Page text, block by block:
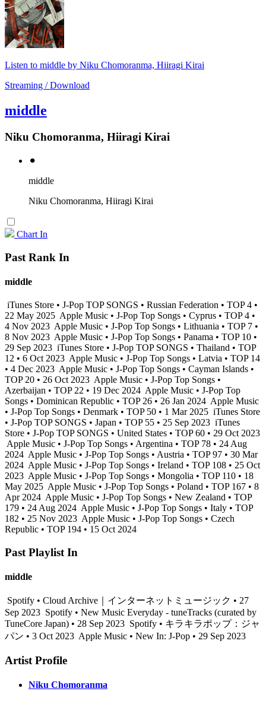
Listen to middle by Niku Chomoranma, Hiiragi Kirai
Streaming / Download
middle
Niku Chomoranma, Hiiragi Kirai
⚫︎
middle
Niku Chomoranma, Hiiragi Kirai
Chart In
Past Rank In
middle
iTunes Store • J-Pop TOP SONGS • Russian Federation • TOP 4 •
22 May 2025 Apple Music • J-Pop Top Songs • Cyprus • TOP 4 •
4 Nov 2023 Apple Music • J-Pop Top Songs • Lithuania • TOP 7 •
8 Nov 2023 Apple Music • J-Pop Top Songs • Panama • TOP 10 •
29 Sep 2023 iTunes Store • J-Pop TOP SONGS • Thailand • TOP
12 • 6 Oct 2023 Apple Music • J-Pop Top Songs • Latvia • TOP 14
• 4 Dec 2023 Apple Music • J-Pop Top Songs • Cayman Islands •
TOP 20 • 26 Oct 2023 Apple Music • J-Pop Top Songs •
Azerbaijan • TOP 22 • 19 Dec 2024 Apple Music • J-Pop Top
Songs • Dominican Republic • TOP 26 • 26 Jan 2024 Apple Music
• J-Pop Top Songs • Denmark • TOP 50 • 1 Mar 2025 iTunes Store
• J-Pop TOP SONGS • Japan • TOP 55 • 25 Sep 2023 iTunes
Store • J-Pop TOP SONGS • United States • TOP 60 • 29 Oct 2023
Apple Music • J-Pop Top Songs • Argentina • TOP 78 • 24 Aug
2024 Apple Music • J-Pop Top Songs • Austria • TOP 97 • 30 Mar
2024 Apple Music • J-Pop Top Songs • Ireland • TOP 108 • 25 Oct
2023 Apple Music • J-Pop Top Songs • Mongolia • TOP 110 • 18
May 2025 Apple Music • J-Pop Top Songs • Poland • TOP 167 • 8
Apr 2024 Apple Music • J-Pop Top Songs • New Zealand • TOP
179 • 24 Aug 2024 Apple Music • J-Pop Top Songs • Italy • TOP
182 • 25 Nov 2023 Apple Music • J-Pop Top Songs • Czech
Republic • TOP 194 • 15 Oct 2024
Past Playlist In
middle
Spotify • Cloud Archive｜インターネットミュージック • 27
Sep 2023 Spotify • New Music Everyday - tuneTracks (curated by
TuneCore Japan) • 28 Sep 2023 Spotify • キラキラポップ：ジャ
パン • 3 Oct 2023 Apple Music • New In: J-Pop • 29 Sep 2023
Artist Profile
Niku Chomoranma